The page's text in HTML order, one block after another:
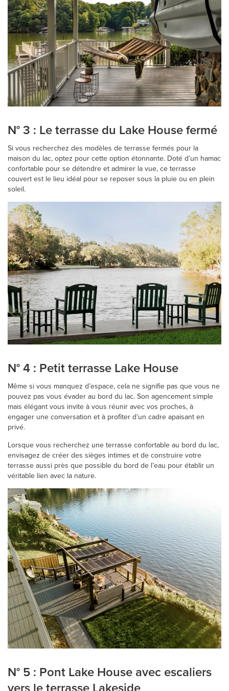
N° 3 : Le terrasse du Lake House fermé
Si vous recherchez des modèles de terrasse fermés pour la
maison du lac, optez pour cette option étonnante. Doté d’un hamac
confortable pour se détendre et admirer la vue, ce terrasse
couvert est le lieu idéal pour se reposer sous la pluie ou en plein
soleil.
N° 4 : Petit terrasse Lake House
Même si vous manquez d’espace, cela ne signifie pas que vous ne
pouvez pas vous évader au bord du lac. Son agencement simple
mais élégant vous invite à vous réunir avec vos proches, à
engager une conversation et à profiter d’un cadre apaisant en
privé.
Lorsque vous recherchez une terrasse confortable au bord du lac,
envisagez de créer des sièges intimes et de construire votre
terrasse aussi près que possible du bord de l’eau pour établir un
véritable lien avec la nature.
N° 5 : Pont Lake House avec escaliers